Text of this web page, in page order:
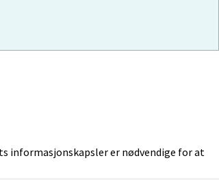
informasjonskapsler er nødvendige for at